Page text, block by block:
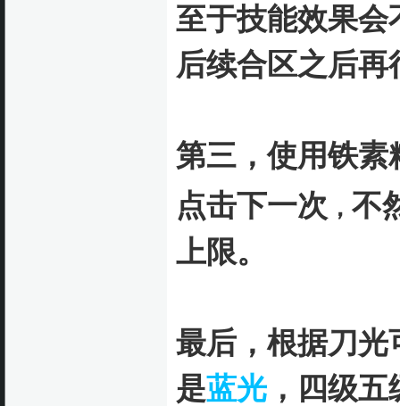
至于技能效果会
后续合区之后再
第三，使用铁素
点击下一次 ， 不
上限。
最后，根据刀光
是蓝光 ，四级